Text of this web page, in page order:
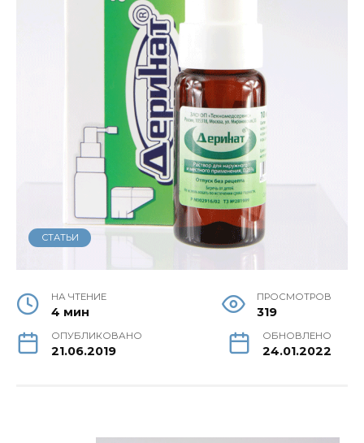
СТАТЬИ
НА ЧТЕНИЕ
4 мин
ПРОСМОТРОВ
319
ОПУБЛИКОВАНО
21.06.2019
ОБНОВЛЕНО
24.01.2022